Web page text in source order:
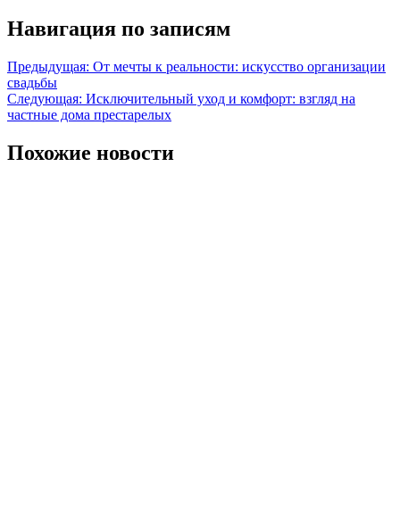
Навигация по записям
Предыдущая: От мечты к реальности: искусство организации
свадьбы
Следующая: Исключительный уход и комфорт: взгляд на
частные дома престарелых
Похожие новости